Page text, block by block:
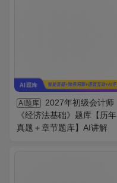
AI题库
2027年初级会计师
《经济法基础》题库【历年
真题＋章节题库】AI讲解